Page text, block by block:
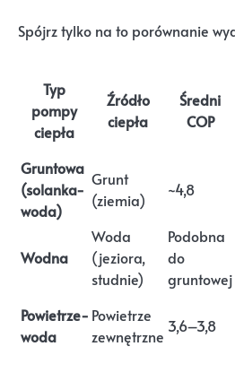
Spójrz tylko na to porównanie
Typ
pompy
ciepła
Źródło
ciepła
Średni
COP
Gruntowa
(solanka-
woda)
Grunt
(ziemia)
~4,8
Wodna
Woda
(jeziora,
studnie)
Podobna
do
gruntowej
Powietrze-
woda
Powietrze
zewnętrzne
3,6–3,8